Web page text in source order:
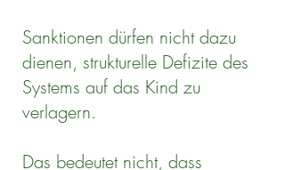
Sanktionen dürfen nicht dazu
dienen, strukturelle Defizite des
Systems auf das Kind zu
verlagern.
Das bedeutet nicht, dass